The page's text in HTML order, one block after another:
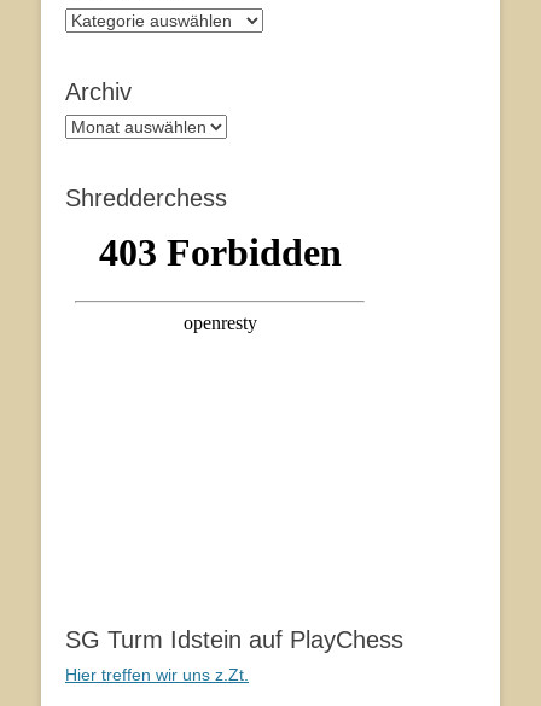
Kategorien
Archiv
Archiv
Shredderchess
SG Turm Idstein auf PlayChess
Hier treffen wir uns z.Zt.